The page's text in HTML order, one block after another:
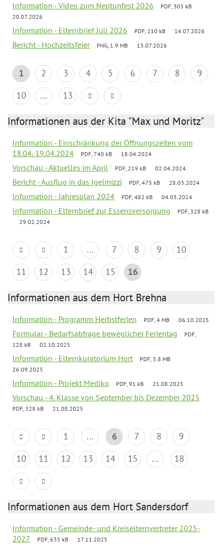
Information - Video zum Neptunfest 2026
PDF, 305 kB
20.07.2026
Information - Elternbrief Juli 2026 PDF, 210 kB 14.07.2026
Bericht - Hochzeitsfeier PNG, 1.9 MB 13.07.2026
1 2 3 4 5 6 7 8
9
10
... 13
Informationen aus der Kita "Max und Moritz"
Information - Einschränkung der Öffnungszeiten vom
18.04.-19.04.2024
PDF, 740 kB 18.04.2024
Vorschau - Aktuelles im April PDF, 219 kB 02.04.2024
Bericht - Ausflug in das Igelmizzi PDF, 475 kB 28.03.2024
Information - Jahresplan 2024 PDF, 482 kB 04.03.2024
Information - Elternbrief zur Essensversorgung
PDF, 328 kB
29.02.2024
1 ... 7 8 9
10
11
12 13 14 15 16
Informationen aus dem Hort Brehna
Information - Programm Herbstferien PDF, 4 MB 06.10.2025
Formular - Bedarfsabfrage beweglicher Ferientag
PDF,
128 kB
02.10.2025
Information - Elternkuratorium Hort
PDF, 3.8 MB
26.09.2025
Information - Projekt Mediko PDF, 91 kB 21.08.2025
Vorschau - 4. Klasse von September bis Dezember 2025
PDF, 328 kB 21.08.2025
1 ... 6 7 8
9
10
11 12 13 14 15 ... 18
Informationen aus dem Hort Sandersdorf
Information - Gemeinde- und Kreiselternvertreter 2025-
2027
PDF, 635 kB 17.11.2025